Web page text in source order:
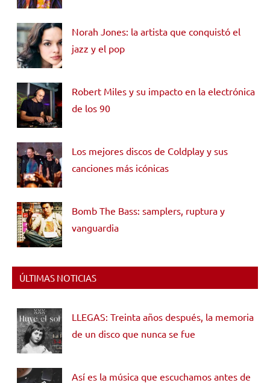
Norah Jones: la artista que conquistó el
jazz y el pop
Robert Miles y su impacto en la electrónica
de los 90
Los mejores discos de Coldplay y sus
canciones más icónicas
Bomb The Bass: samplers, ruptura y
vanguardia
ÚLTIMAS NOTICIAS
LLEGAS: Treinta años después, la memoria
de un disco que nunca se fue
Así es la música que escuchamos antes de